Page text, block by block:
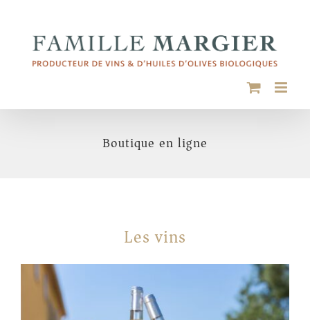
contenu
Boutique en ligne
Les vins